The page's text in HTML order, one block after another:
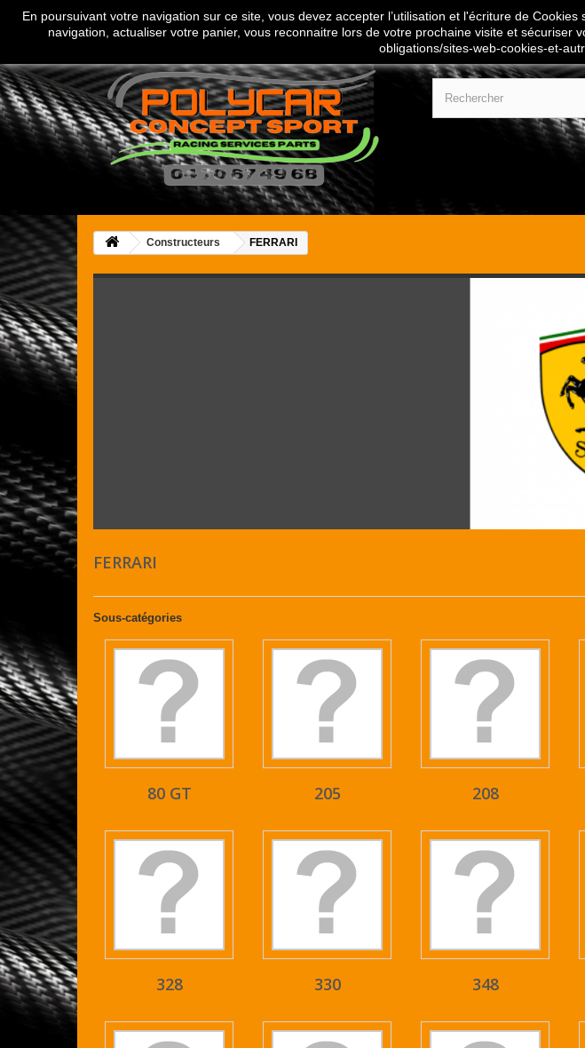
Appelez-nous au :04 70 67 49 68
Constructeurs FERRARI
FERRARI
Sous-catégories
80 GT 205 208
328 330 348
En poursuivant votre navigation sur ce site, vous devez accepter l’utilisation et l'écriture de
navigation, actualiser votre panier, vous reconnaitre lors de votre prochaine visite et
obligations/sites-web-cookies-et-